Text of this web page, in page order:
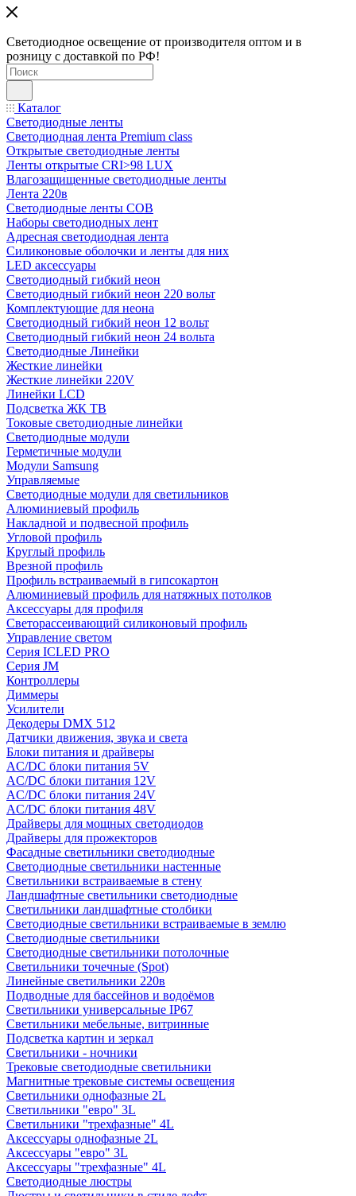
Светодиодное освещение от производителя оптом и в
розницу с доставкой по РФ!
Каталог
Светодиодные ленты
Светодиодная лента Premium class
Открытые светодиодные ленты
Ленты открытые CRI>98 LUX
Влагозащищенные светодиодные ленты
Лента 220в
Светодиодные ленты COB
Наборы светодиодных лент
Адресная светодиодная лента
Силиконовые оболочки и ленты для них
LED аксессуары
Светодиодный гибкий неон
Светодиодный гибкий неон 220 вольт
Комплектующие для неона
Светодиодный гибкий неон 12 вольт
Светодиодный гибкий неон 24 вольта
Светодиодные Линейки
Жесткие линейки
Жесткие линейки 220V
Линейки LCD
Подсветка ЖК ТВ
Токовые светодиодные линейки
Светодиодные модули
Герметичные модули
Модули Samsung
Управляемые
Светодиодные модули для светильников
Алюминиевый профиль
Накладной и подвесной профиль
Угловой профиль
Круглый профиль
Врезной профиль
Профиль встраиваемый в гипсокартон
Алюминиевый профиль для натяжных потолков
Аксессуары для профиля
Светорассеивающий силиконовый профиль
Управление светом
Серия ICLED PRO
Серия JM
Контроллеры
Диммеры
Усилители
Декодеры DMX 512
Датчики движения, звука и света
Блоки питания и драйверы
AC/DC блоки питания 5V
AC/DC блоки питания 12V
AC/DC блоки питания 24V
AC/DC блоки питания 48V
Драйверы для мощных светодиодов
Драйверы для прожекторов
Фасадные светильники светодиодные
Светодиодные светильники настенные
Светильники встраиваемые в стену
Ландшафтные светильники светодиодные
Светильники ландшафтные столбики
Светодиодные светильники встраиваемые в землю
Светодиодные светильники
Светодиодные светильники потолочные
Светильники точечные (Spot)
Линейные светильники 220в
Подводные для бассейнов и водоёмов
Светильники универсальные IP67
Светильники мебельные, витринные
Подсветка картин и зеркал
Светильники - ночники
Трековые светодиодные светильники
Магнитные трековые системы освещения
Светильники однофазные 2L
Светильники "евро" 3L
Светильники "трехфазные" 4L
Аксессуары однофазные 2L
Аксессуары "евро" 3L
Аксессуары "трехфазные" 4L
Светодиодные люстры